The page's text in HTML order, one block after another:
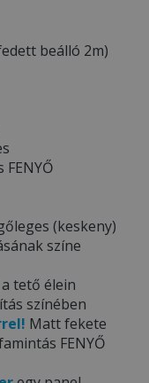
beálló 2m)
(keskeny)
színe
tető élein
színében
Matt fekete
FENYŐ